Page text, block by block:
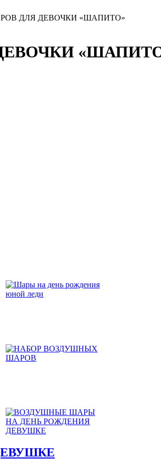
ДЛЯ ДЕВОЧКИ «ШАПИТО»